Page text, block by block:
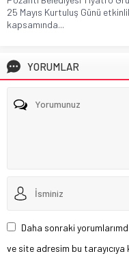
25 Mayıs Kurtuluş Günü
kapsamında...
YORUMLAR
Daha sonraki
ve site adresim bu tarayıcıya